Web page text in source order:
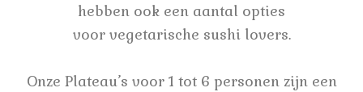
hebben ook een aantal opties
voor vegetarische sushi lovers.
Onze Plateau’s voor 1 tot 6 personen zijn een